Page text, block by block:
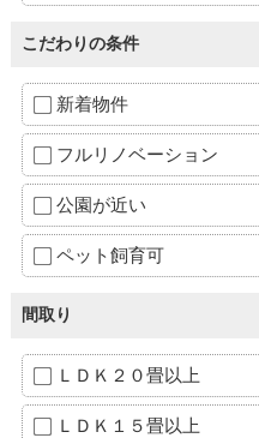
こだわりの条件
新着物件
フルリノベーション
公園が近い
ペット飼育可
間取り
ＬＤＫ２０畳以上
ＬＤＫ１５畳以上